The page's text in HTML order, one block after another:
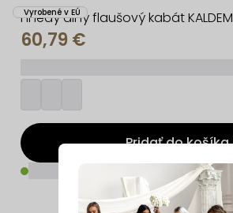
Hnedý dlhý flaušový kabát KALDEM
Vyrobené v EÚ
60,79 €
Pridať do košíka